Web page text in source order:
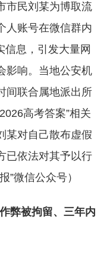
市民刘某为博取流
人账号在微信群内
信息，引发大量网
影响。当地公安机
间联合属地派出所
高考答案”相关
某对自己散布虚假
已依法对其予以行
”微信公众号）
弊被拘留、三年内